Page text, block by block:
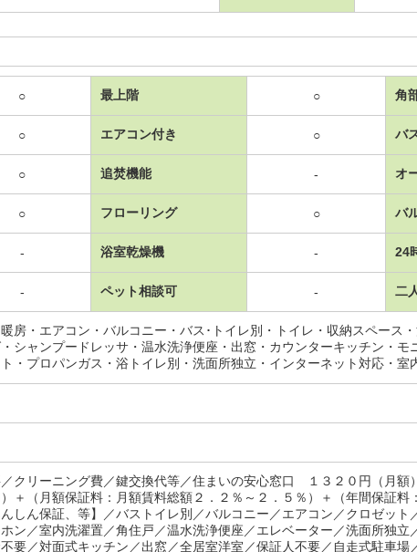
○ 最上階 ○ 角
○ エアコン付き ○ バ
○ 追焚機能 - オ
○ フローリング ○ バ
- 浴室乾燥機 - 24
- ペット相談可 - 二
房・エアコン・バルコニー・バス･トイレ別・トイレ・収納スペース
・シャンプードレッサ・温水洗浄便座・出窓・カウンターキッチン・
・プロパンガス・浴トイレ別・洗面所独立・インターネット対応・室
クリーニング費／鍵交換代等／住まいの安心窓口 １３２０円（月額
）＋（月額保証料：月額賃料総額２．２％～２．５％）＋（年間保証
しん保証、等】／バストイレ別／バルコニー／エアコン／クロゼッ
ン／室内洗濯置／角住戸／温水洗浄便座／エレベーター／洗面所独
不要／対面式キッチン／出窓／全居室洋室／保証人不要／自走式駐車